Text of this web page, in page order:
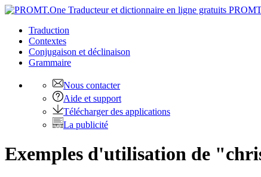
Traduction
Contextes
Conjugaison et déclinaison
Grammaire
Nous contacter
Aide et support
Télécharger des applications
La publicité
Exemples d'utilisation de